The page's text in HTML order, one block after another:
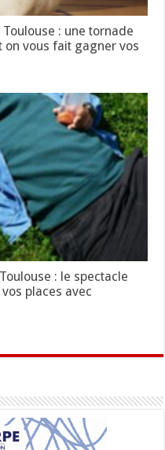
: une tornade
on vous fait gagner vos
: le spectacle
places avec